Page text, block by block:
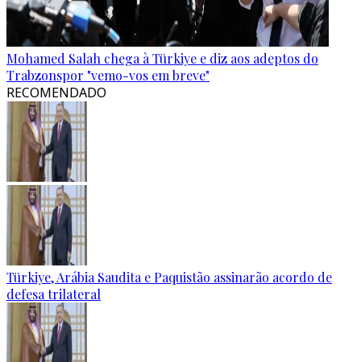
Mohamed Salah chega à Türkiye e diz aos adeptos do
Trabzonspor "vemo-vos em breve"
RECOMENDADO
Türkiye, Arábia Saudita e Paquistão assinarão acordo de
defesa trilateral